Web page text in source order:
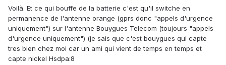
Voilà. Et ce qui bouffe de la batterie c'est qu'il switche en
permanence de l'antenne orange (gprs donc "appels d'urgence
uniquement") sur l'antenne Bouygues Telecom (toujours "appels
d'urgence uniquement") (je sais que c'est bouygues qui capte
tres bien chez moi car un ami qui vient de temps en temps et
capte nickel Hsdpa:8